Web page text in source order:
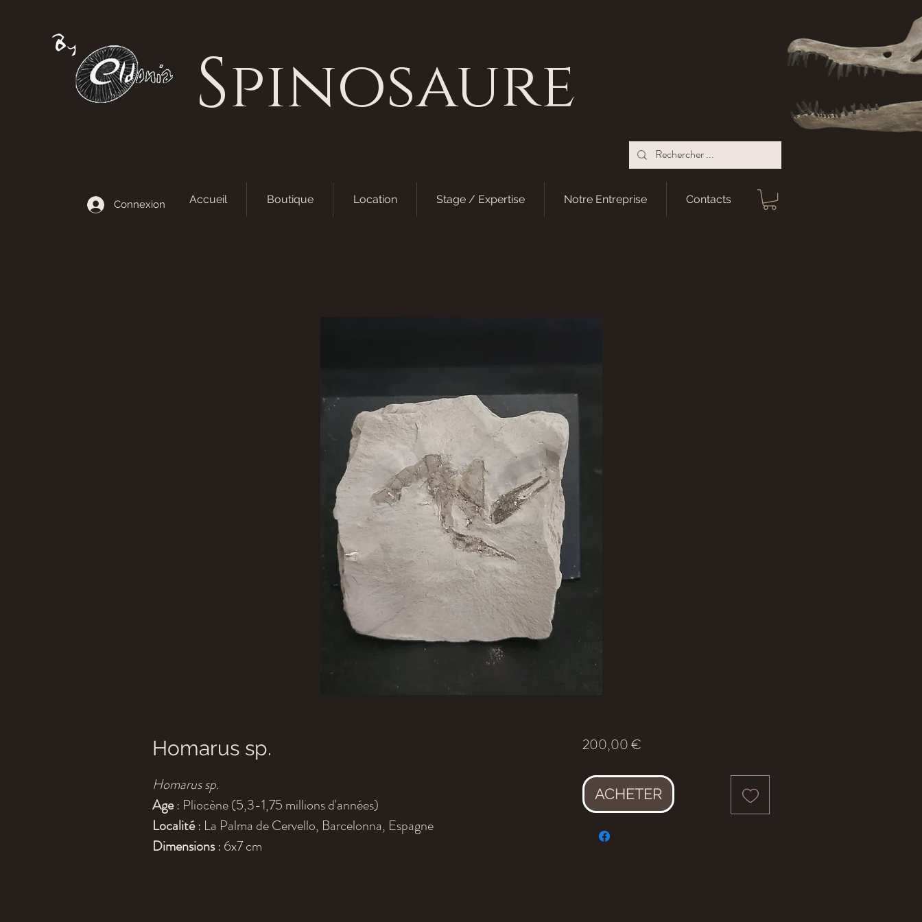
Spinosaure
Connexion Accueil Boutique Location Stage / Expertise Notre Entreprise Contacts
Homarus sp.
Homarus sp.
Age: Pliocène (5,3-1,75 millions d'années)
Localité: La Palma de Cervello, Barcelonna, Espagne
Dimensions: 6x7 cm
200,00 €Prix
ACHETER